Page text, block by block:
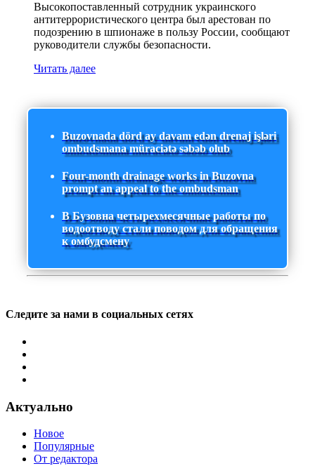
Высокопоставленный сотрудник украинского
антитеррористического центра был арестован по
подозрению в шпионаже в пользу России, сообщают
руководители службы безопасности.
Читать далее
Buzovnada dörd ay davam edən drenaj işləri
ombudsmana müraciətə səbəb olub
Four-month drainage works in Buzovna
prompt an appeal to the ombudsman
В Бузовна четырехмесячные работы по
водоотводу стали поводом для обращения
к омбудсмену
Следите за нами в социальных сетях
Актуально
Новое
Популярные
От редактора